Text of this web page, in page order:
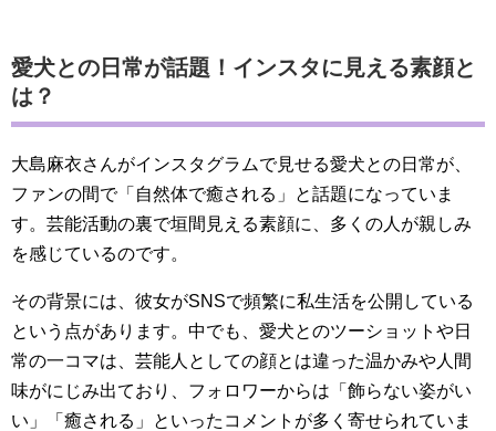
愛犬との日常が話題！インスタに見える素顔と
は？
大島麻衣さんがインスタグラムで見せる愛犬との日常が、
ファンの間で「自然体で癒される」と話題になっていま
す。芸能活動の裏で垣間見える素顔に、多くの人が親しみ
を感じているのです。
その背景には、彼女がSNSで頻繁に私生活を公開している
という点があります。中でも、愛犬とのツーショットや日
常の一コマは、芸能人としての顔とは違った温かみや人間
味がにじみ出ており、フォロワーからは「飾らない姿がい
い」「癒される」といったコメントが多く寄せられていま